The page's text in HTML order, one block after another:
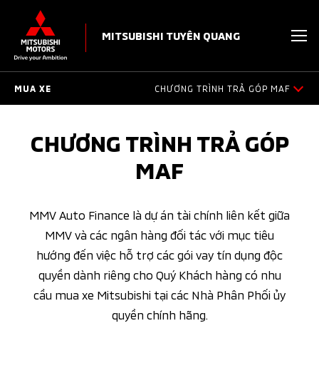
MITSUBISHI TUYÊN QUANG
MUA XE CHƯƠNG TRÌNH TRẢ GÓP MAF
CHƯƠNG TRÌNH TRẢ GÓP MAF
BÁN HÀNG DỰ ÁN
CHƯƠNG TRÌNH TRẢ GÓP
MAF
MMV Auto Finance là dự án tài chính liên kết giữa
MMV và các ngân hàng đối tác với mục tiêu
hướng đến việc hỗ trợ các gói vay tín dụng độc
quyền dành riêng cho Quý Khách hàng có nhu
cầu mua xe Mitsubishi tại các Nhà Phân Phối ủy
quyền chính hãng.